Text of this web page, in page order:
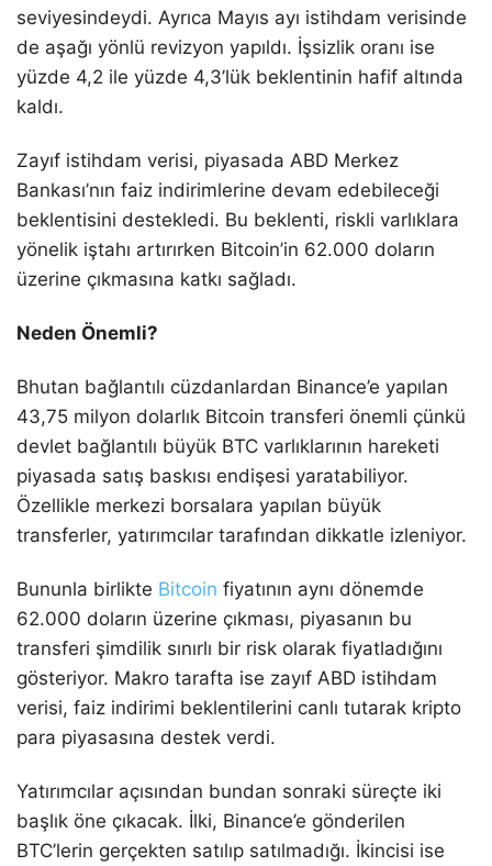
seviyesindeydi. Ayrıca Mayıs ayı istihdam verisinde
de aşağı yönlü revizyon yapıldı. İşsizlik oranı ise
yüzde 4,2 ile yüzde 4,3’lük beklentinin hafif altında
kaldı.
Zayıf istihdam verisi, piyasada ABD Merkez
Bankası’nın faiz indirimlerine devam edebileceği
beklentisini destekledi. Bu beklenti, riskli varlıklara
yönelik iştahı artırırken Bitcoin’in 62.000 doların
üzerine çıkmasına katkı sağladı.
Neden Önemli?
Bhutan bağlantılı cüzdanlardan Binance’e yapılan
43,75 milyon dolarlık Bitcoin transferi önemli çünkü
devlet bağlantılı büyük BTC varlıklarının hareketi
piyasada satış baskısı endişesi yaratabiliyor.
Özellikle merkezi borsalara yapılan büyük
transferler, yatırımcılar tarafından dikkatle izleniyor.
Bununla birlikte Bitcoin fiyatının aynı dönemde
62.000 doların üzerine çıkması, piyasanın bu
transferi şimdilik sınırlı bir risk olarak fiyatladığını
gösteriyor. Makro tarafta ise zayıf ABD istihdam
verisi, faiz indirimi beklentilerini canlı tutarak kripto
para piyasasına destek verdi.
Yatırımcılar açısından bundan sonraki süreçte iki
başlık öne çıkacak. İlki, Binance’e gönderilen
BTC’lerin gerçekten satılıp satılmadığı. İkincisi ise